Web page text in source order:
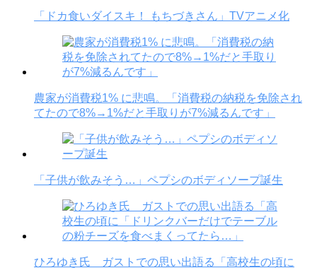
「ドカ食いダイスキ！ もちづきさん」TVアニメ化
農家が消費税1% に悲鳴。「消費税の納税を免除され
てたので8%→1%だと手取りが7%減るんです」
「子供が飲みそう…」ペプシのボディソープ誕生
ひろゆき氏 ガストでの思い出語る「高校生の頃に